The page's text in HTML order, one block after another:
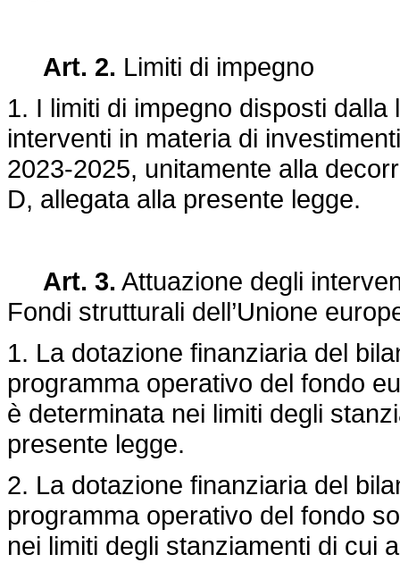
Art. 2. Limiti di impegno
1. I limiti di impegno disposti
interventi in materia di
2023-2025, unitamente alla
D, allegata alla presente legge.
Art. 3. Attuazione degli
Fondi strutturali dell’Unione
1. La dotazione finanziaria del
programma operativo del fondo
è determinata nei limiti degli
presente legge.
2. La dotazione finanziaria del
programma operativo del fondo
nei limiti degli stanziamenti di cui